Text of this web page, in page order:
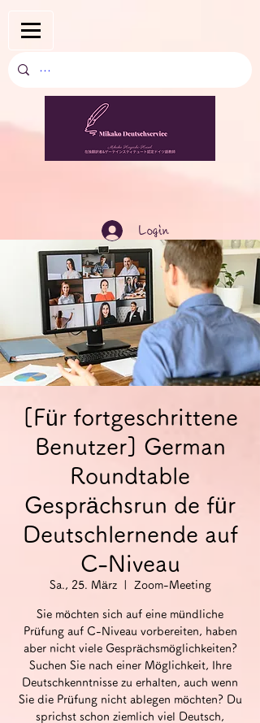
Login
[Für fortgeschrittene
Benutzer] German
Roundtable
Gesprächsrun de für
Deutschlernende auf
C-Niveau
Sa., 25. März
  |
Zoom-Meeting
Sie möchten sich auf eine mündliche
Prüfung auf C-Niveau vorbereiten, haben
aber nicht viele Gesprächsmöglichkeiten?
Suchen Sie nach einer Möglichkeit, Ihre
Deutschkenntnisse zu erhalten, auch wenn
Sie die Prüfung nicht ablegen möchten? Du
sprichst schon ziemlich viel Deutsch,